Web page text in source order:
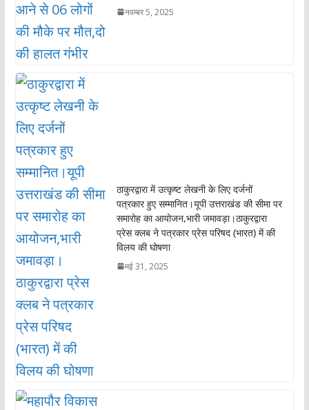
नवम्बर 5, 2025
ठाकुरद्वारा में उत्कृष्ट लेखनी के लिए दर्जनों
पत्रकार हुए सम्मानित।यूपी उत्तराखंड की सीमा पर
समारोह का आयोजन,भारी जमावड़ा।ठाकुरद्वारा
प्रेस क्लब ने पत्रकार प्रेस परिषद (भारत) में की
विलय की घोषणा
मई 31, 2025